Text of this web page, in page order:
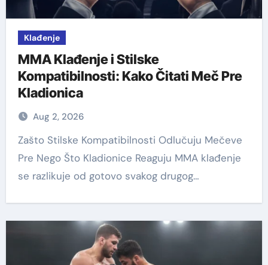
Klađenje
MMA Klađenje i Stilske
Kompatibilnosti: Kako Čitati Meč Pre
Kladionica
Aug 2, 2026
Zašto Stilske Kompatibilnosti Odlučuju Mečeve
Pre Nego Što Kladionice Reaguju MMA klađenje
se razlikuje od gotovo svakog drugog…